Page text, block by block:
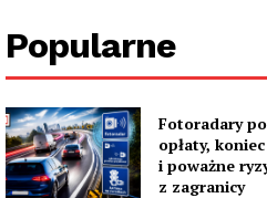
Popularne
Fotoradary
opłaty,
i poważne
z zagranicy